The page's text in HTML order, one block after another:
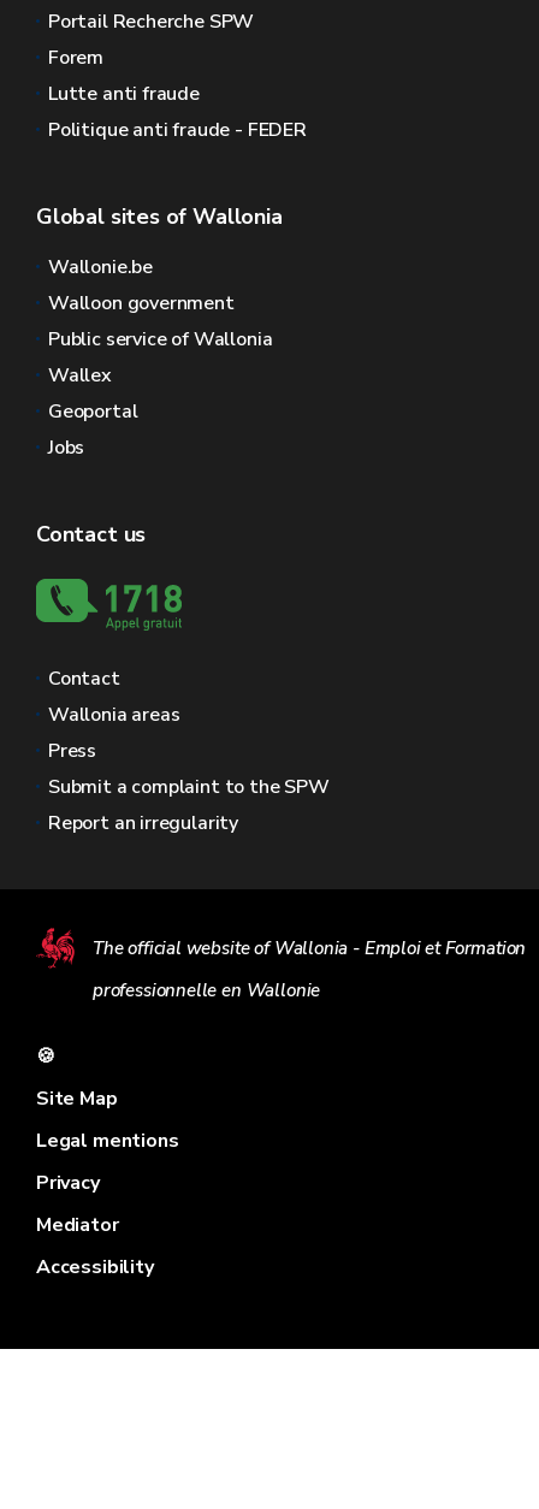
Portail Recherche SPW
Forem
Lutte anti fraude
Politique anti fraude - FEDER
Global sites of Wallonia
Wallonie.be
Walloon government
Public service of Wallonia
Wallex
Geoportal
Jobs
Contact us
Contact
Wallonia areas
Press
Submit a complaint to the SPW
Report an irregularity
The official website of Wallonia - Emploi et Formation
professionnelle en Wallonie
🍪
Site Map
Legal mentions
Privacy
Mediator
Accessibility